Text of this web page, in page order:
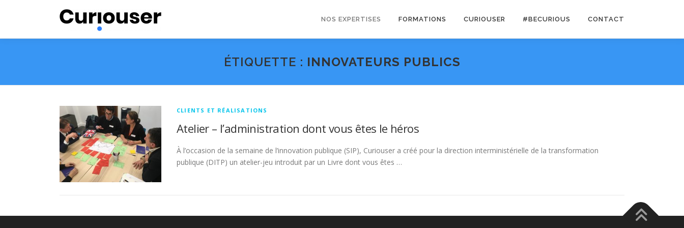
NOS EXPERTISES FORMATIONS CURIOUSER #BECURIOUS CONTACT
ÉTIQUETTE : INNOVATEURS PUBLICS
CLIENTS ET RÉALISATIONS
Atelier – l’administration dont vous êtes le héros
À l’occasion de la semaine de l’innovation publique (SIP), Curiouser a créé pour la direction interministérielle de la transformation
publique (DITP) un atelier-jeu introduit par un Livre dont vous êtes …